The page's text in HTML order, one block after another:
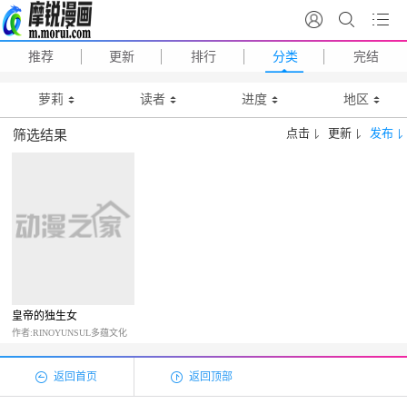
推荐 更新 排行 分类 完结
萝莉 读者 进度 地区
筛选结果 发布
更新
点击
皇帝的独生女
作者:RINOYUNSUL多蕴文化
返回首页 返回顶部